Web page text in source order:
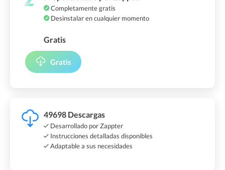
Completamente gratis
Desinstalar en cualquier momento
Gratis
Gratis
49698 Descargas
Desarrollado por Zappter
Instrucciones detalladas disponibles
Adaptable a sus necesidades